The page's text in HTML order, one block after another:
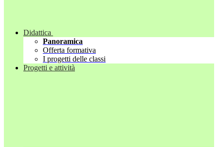
Didattica
Panoramica
Offerta formativa
I progetti delle classi
Progetti e attività